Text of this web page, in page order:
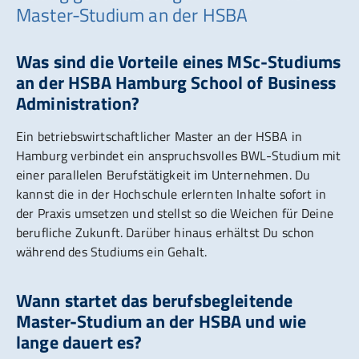
Master-Studium an der HSBA
Was sind die Vorteile eines MSc-Studiums
an der HSBA Hamburg School of Business
Administration?
Ein betriebswirtschaftlicher Master an der HSBA in
Hamburg verbindet ein anspruchsvolles BWL-Studium mit
einer parallelen Berufstätigkeit im Unternehmen. Du
kannst die in der Hochschule erlernten Inhalte sofort in
der Praxis umsetzen und stellst so die Weichen für Deine
berufliche Zukunft. Darüber hinaus erhältst Du schon
während des Studiums ein Gehalt.
Wann startet das berufsbegleitende
Master-Studium an der HSBA und wie
lange dauert es?